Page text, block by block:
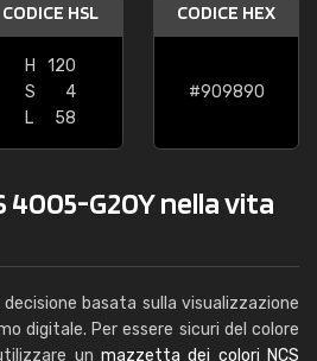
CODICE HSL
H
120
S
4
L
58
CODICE HEX
#909890
4005-G20Y nella vita
basata sulla visualizzazione
digitale. Per essere sicuri del colore
un mazzetta dei colori NCS